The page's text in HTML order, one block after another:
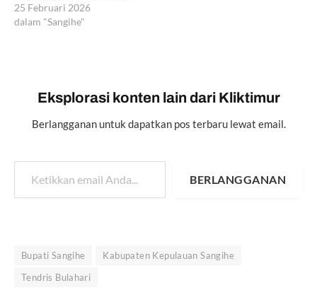
25 Februari 2026
dalam "Sangihe"
Eksplorasi konten lain dari Kliktimur
Berlangganan untuk dapatkan pos terbaru lewat email.
Ketikkan email Anda...
BERLANGGANAN
Bupati Sangihe
Kabupaten Kepulauan Sangihe
Tendris Bulahari